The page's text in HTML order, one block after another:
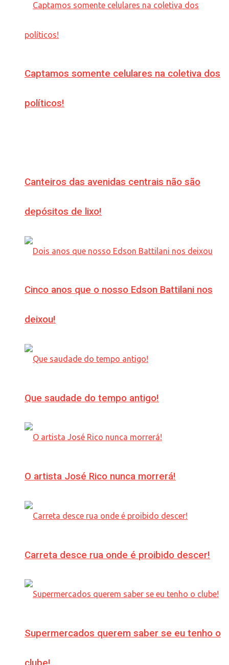
Captamos somente celulares na coletiva dos
políticos!
Canteiros das avenidas centrais não são
depósitos de lixo!
Cinco anos que o nosso Edson Battilani nos
deixou!
Que saudade do tempo antigo!
O artista José Rico nunca morrerá!
Carreta desce rua onde é proibido descer!
Supermercados querem saber se eu tenho o